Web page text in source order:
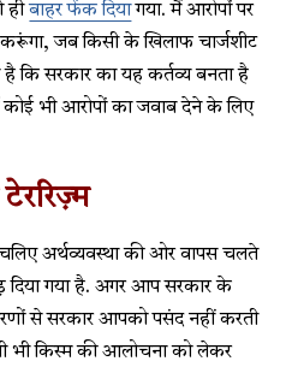
हीबाहर फेंक दियागया. मैं आरोपों पर
करूंगा, जब किसी के खिलाफ चार्जशीट
कि सरकार का यह कर्तव्य बनता है
कोई भी आरोपों का जवाब देने के लिए
अर्थव्यवस्था की ओर वापस चलते
दिया गया है. अगर आप सरकार के
से सरकार आपको पसंद नहीं करती
भी किस्म की आलोचना को लेकर